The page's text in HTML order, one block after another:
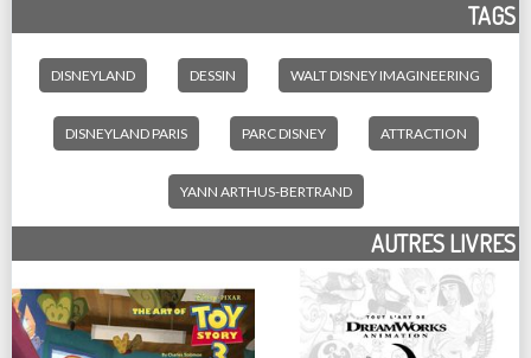
TAGS
DISNEYLAND DESSIN WALT DISNEY IMAGINEERING
DISNEYLAND PARIS PARC DISNEY ATTRACTION
YANN ARTHUS-BERTRAND
AUTRES LIVRES